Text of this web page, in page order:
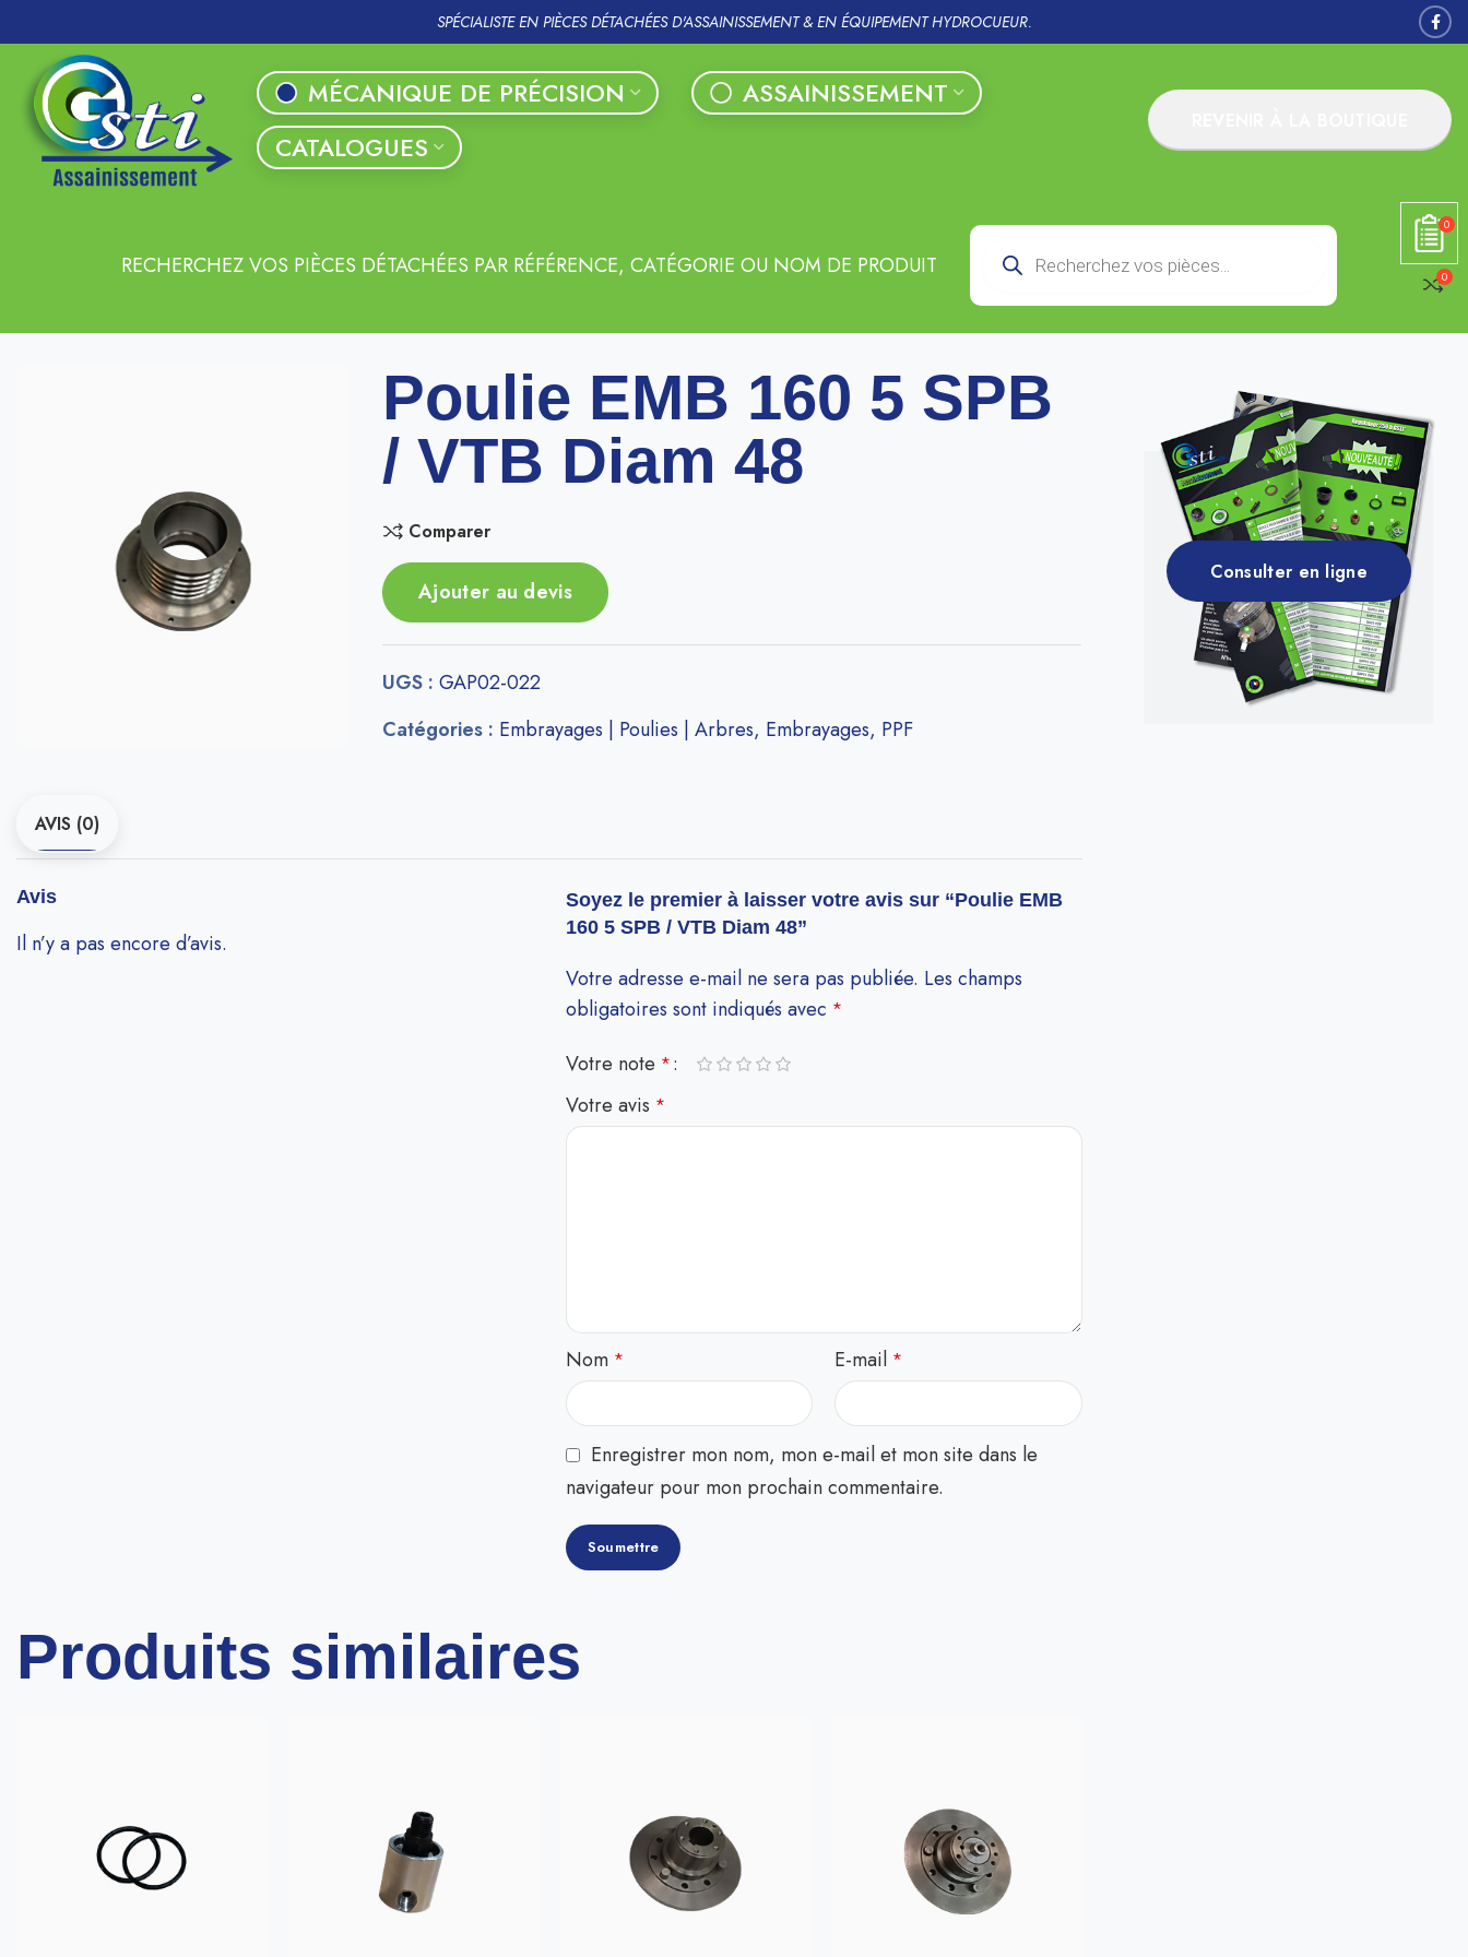
SPÉCIALISTE EN PIÈCES DÉTACHÉES D'ASSAINISSEMENT & EN ÉQUIPEMENT HYDROCUEUR.
MÉCANIQUE DE PRÉCISION
ASSAINISSEMENT
CATALOGUES
RECHERCHEZ VOS PIÈCES DÉTACHÉES PAR RÉFÉRENCE, CATÉGORIE OU NOM DE PRODUIT
0
0
Poulie EMB 160 5 SPB
/ VTB Diam 48
Comparer
Ajouter au devis
UGS :GAP02-022
Catégories : Embrayages | Poulies | Arbres, Embrayages, PPF
AVIS (0)
Avis
Il n’y a pas encore d’avis.
Soyez le premier à laisser votre avis sur “Poulie EMB
160 5 SPB / VTB Diam 48”
Votre adresse e-mail ne sera pas publiée. Les champs
obligatoires sont indiqués avec *
Votre note *
Votre avis *
Nom * E-mail *
Enregistrer mon nom, mon e-mail et mon site dans le
navigateur pour mon prochain commentaire.
Produits similaires
Consulter en ligne